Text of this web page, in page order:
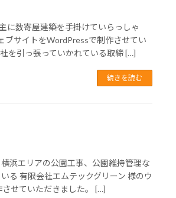
に数寄屋建築を手掛けていらっしゃ
ブサイトをWordPressで制作させてい
を引っ張っていかれている取締 […]
続きを読む
浜エリアの公園工事、公園維持管理な
る 有限会社エムテックグリーン 様のウ
せていただきました。 […]